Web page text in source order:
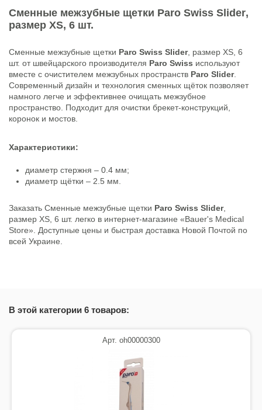
Сменные межзубные щетки Paro Swiss Slider,
размер XS, 6 шт.
Сменные межзубные щетки Paro Swiss Slider, размер XS, 6
шт. от швейцарского производителя Paro Swiss используют
вместе с очистителем межзубных пространств Paro Slider.
Современный дизайн и технология сменных щёток позволяет
намного легче и эффективнее очищать межзубное
пространство. Подходит для очистки брекет-конструкций,
коронок и мостов.
Характеристики:
диаметр стержня – 0.4 мм;
диаметр щётки – 2.5 мм.
Заказать Сменные межзубные щетки Paro Swiss Slider,
размер XS, 6 шт. легко в интернет-магазине «Bauer's Medical
Store». Доступные цены и быстрая доставка Новой Почтой по
всей Украине.
В этой категории 6 товаров:
Арт. oh00000300